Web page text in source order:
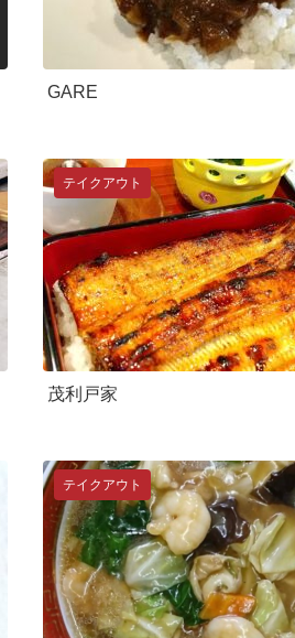
GARE
テイクアウト
茂利戸家
テイクアウト